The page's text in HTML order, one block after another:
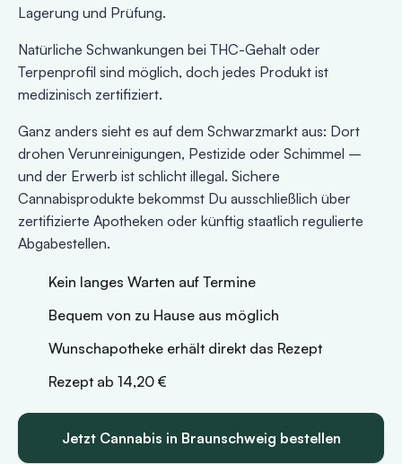
Lagerung und Prüfung.
Natürliche Schwankungen bei THC-Gehalt oder
Terpenprofil sind möglich, doch jedes Produkt ist
medizinisch zertifiziert.
Ganz anders sieht es auf dem Schwarzmarkt aus: Dort
drohen Verunreinigungen, Pestizide oder Schimmel –
und der Erwerb ist schlicht illegal. Sichere
Cannabisprodukte bekommst Du ausschließlich über
zertifizierte Apotheken oder künftig staatlich regulierte
Abgabestellen.
Kein langes Warten auf Termine
Bequem von zu Hause aus möglich
Wunschapotheke erhält direkt das Rezept
Rezept ab 14,20 €
Jetzt Cannabis in Braunschweig bestellen